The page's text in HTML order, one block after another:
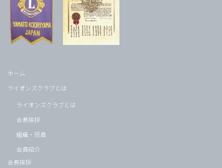
ホーム
ライオンズクラブとは
ライオンズクラブとは
会長挨拶
組織・役員
会員紹介
会長挨拶